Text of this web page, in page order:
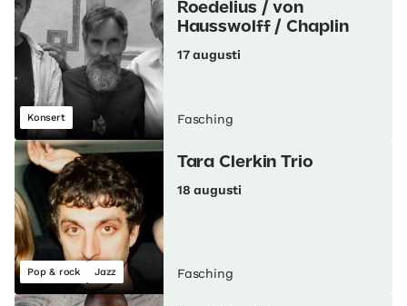
Konsert
Roedelius / von
Hausswolff / Chaplin
17 augusti
Fasching
Pop & rock Jazz
Tara Clerkin Trio
18 augusti
Fasching